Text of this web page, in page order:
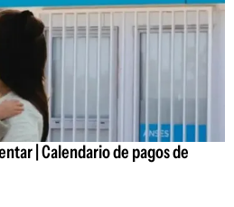
| Calendario de pagos de